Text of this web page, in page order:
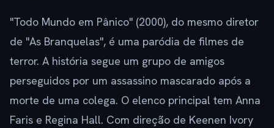
"Todo Mundo em Pânico" (2000), do mesmo diretor
de "As Branquelas", é uma paródia de filmes de
terror. A história segue um grupo de amigos
perseguidos por um assassino mascarado após a
morte de uma colega. O elenco principal tem Anna
Faris e Regina Hall. Com direção de Keenen Ivory